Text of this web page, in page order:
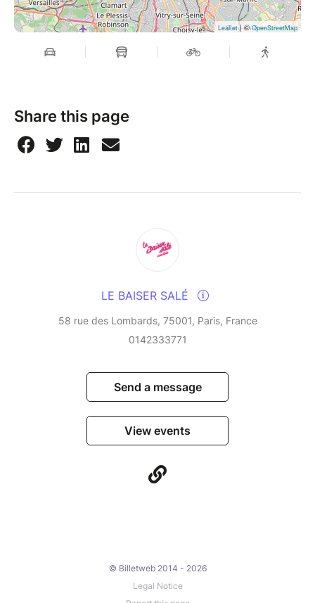
there that the three artists met and decided to form
the trio Fa Ï zaté: a name that sounds like a tribute to
their roots, since it means "to play" in Mina (Benin)
Mangwana, Ray Léma and other legends of African
music, with lively original creations.
For this concert, they have invited Cédric Baud, a
Leaflet| ©OpenStreetMap
Share this page
LE BAISER SALÉ
58 rue des Lombards, 75001, Paris, France
0142333771
Send a message
View events
© Billetweb 2014 - 2026
Legal Notice